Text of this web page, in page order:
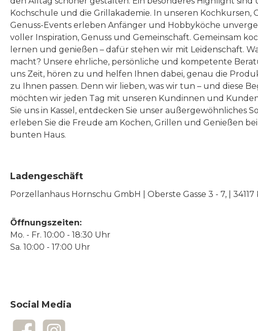
Kochschule und die Grillakademie. In unseren Kochkursen,
Genuss-Events erleben Anfänger und Hobbyköche
voller Inspiration, Genuss und Gemeinschaft. Gemeinsam
lernen und genießen – dafür stehen wir mit Leidenschaft.
macht? Unsere ehrliche, persönliche und kompetente
uns Zeit, hören zu und helfen Ihnen dabei, genau die
zu Ihnen passen. Denn wir lieben, was wir tun – und diese
möchten wir jeden Tag mit unseren Kundinnen und
Sie uns in Kassel, entdecken Sie unser außergewöhnliches
erleben Sie die Freude am Kochen, Grillen und Genießen
bunten Haus.
Ladengeschäft
Porzellanhaus Hornschu GmbH | Oberste Gasse 3 - 7, | 34117
Öffnungszeiten:
Mo. - Fr. 10:00 - 18:30 Uhr
Sa. 10:00 - 17:00 Uhr
Social Media